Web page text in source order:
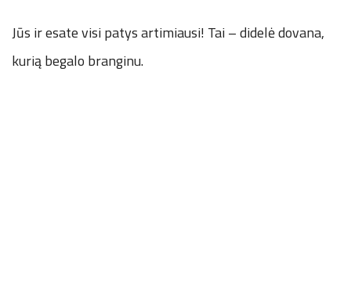
Jūs ir esate visi patys artimiausi! Tai – didelė dovana,
kurią begalo branginu.